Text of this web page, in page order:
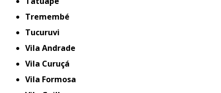
Tremembé
Tucuruvi
Vila Andrade
Vila Curuçá
Vila Formosa